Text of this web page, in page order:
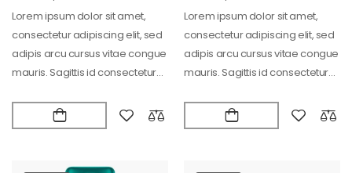
Lorem ipsum dolor sit amet,
consectetur adipiscing elit, sed
adipis arcu cursus vitae congue
mauris. Sagittis id consectetur
Lorem ipsum dolor sit amet,
consectetur adipiscing elit, sed
adipis arcu cursus vitae congue
mauris. Sagittis id consectetur